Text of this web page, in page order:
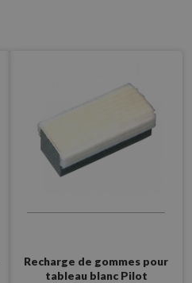
Recharge de gommes pour
tableau blanc Pilot